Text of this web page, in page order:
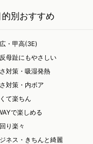
的別おすすめ
・甲高(3E)
母趾にもやさしい
対策・吸湿発熱
対策・内ボア
て楽ちん
で楽しめる
り楽々
ネス・きちんと綺麗